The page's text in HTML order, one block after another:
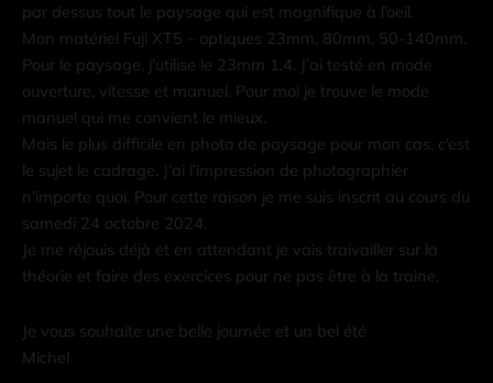
par dessus tout le paysage qui est magnifique à l’oeil.
Mon matériel Fuji XT5 – optiques 23mm, 80mm, 50-140mm.
Pour le paysage, j’utilise le 23mm 1.4. J’ai testé en mode
ouverture, vitesse et manuel. Pour moi je trouve le mode
manuel qui me convient le mieux.
Mais le plus difficile en photo de paysage pour mon cas, c’est
le sujet le cadrage. J’ai l’impression de photographier
n’importe quoi. Pour cette raison je me suis inscrit au cours du
samedi 24 octobre 2024.
Je me réjouis déjà et en attendant je vais traivailler sur la
théorie et faire des exercices pour ne pas être à la traine.
Je vous souhaite une belle journée et un bel été
Michel